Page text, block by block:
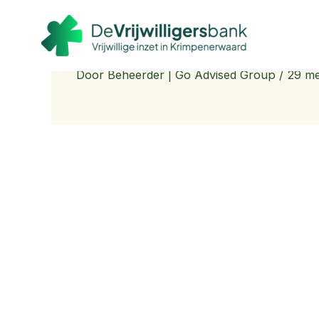
Scouting Christiaan de
Door Beheerder | Go Advised Group / 29